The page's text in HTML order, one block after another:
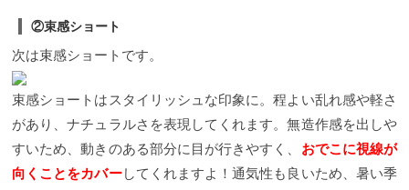
②束感ショート
次は束感ショートです。
束感ショートはスタイリッシュな印象に。程よい乱れ感や軽さ
があり、ナチュラルさを表現してくれます。無造作感を出しや
すいため、動きのある部分に目が行きやすく、 おでこに視線が
向くことをカバーしてくれますよ！通気性も良いため、暑い季